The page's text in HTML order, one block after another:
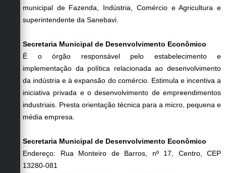
Links Úteis
municipal de Fazenda, Indústria, Comércio e Agricultura e
superintendente da Sanebavi.
Secretaria Municipal de Desenvolvimento Econômico
É o órgão responsável pelo estabelecimento e
implementação da política relacionada ao desenvolvimento
da indústria e à expansão do comércio. Estimula e incentiva a
iniciativa privada e o desenvolvimento de empreendimentos
industriais. Presta orientação técnica para a micro, pequena e
média empresa.
Secretaria Municipal de Desenvolvimento Econômico
Endereço: Rua Monteiro de Barros, nº 17, Centro, CEP
13280-081